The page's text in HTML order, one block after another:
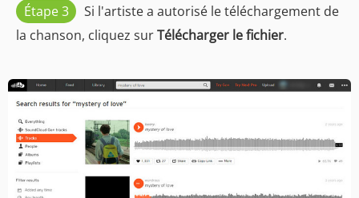
Étape 3
Si l'artiste a autorisé le téléchargement de
la chanson, cliquez surTélécharger le fichier.